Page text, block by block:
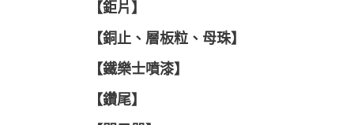
【鉅片】
【銅止、層板粒、母珠】
【鐵樂士噴漆】
【鑽尾】